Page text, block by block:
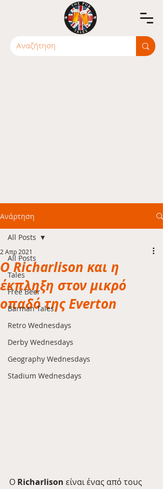
Ανάρτηση
All Posts
Tales
Free Beer
Barman Tales
Retro Wednesdays
Derby Wednesdays
Geography Wednesdays
Stadium Wednesdays
All Posts
Ο Richarlison και η
έκπληξη στον μικρό
οπαδό της Everton
2 Απρ 2021
Ο Richarlison είναι ένας από τους